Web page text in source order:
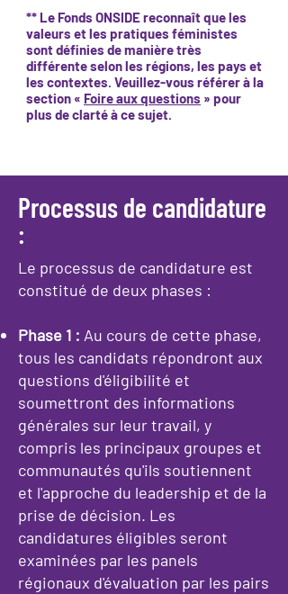
** Le Fonds ONSIDE reconnaît que les
valeurs et les pratiques féministes
sont définies de manière très
différente selon les régions, les pays et
les contextes. Veuillez-vous référer à la
section « Foire aux questions » pour
plus de clarté à ce sujet.
Processus de candidature
:
Le processus de candidature est
constitué de deux phases :
Phase 1 : Au cours de cette phase,
tous les candidats répondront aux
questions d'éligibilité et
soumettront des informations
générales sur leur travail, y
compris les principaux groupes et
communautés qu'ils soutiennent
et l'approche du leadership et de la
prise de décision. Les
candidatures éligibles seront
examinées par les panels
régionaux d'évaluation par les pairs